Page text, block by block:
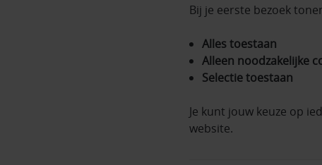
Bij je eerste bezoek
Alles toestaan
Alleen noodzakelijke
Selectie toestaan
Je kunt jouw keuze op
website.